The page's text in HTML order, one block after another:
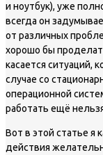
и ноутбук), уже
всегда он
от различных
хорошо бы
касается ситуаций,
случае со
операционной
работать ещё
Вот в этой статье я
действия